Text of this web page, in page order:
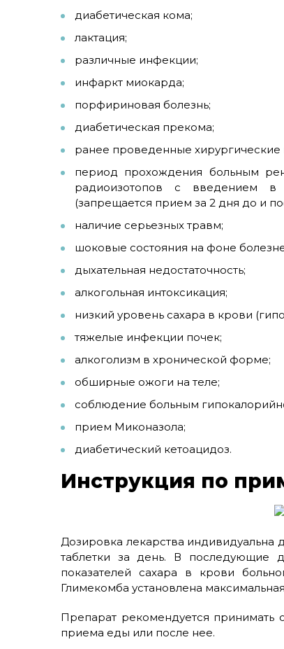
диабетическая кома;
лактация;
различные инфекции;
инфаркт миокарда;
порфириновая болезнь;
диабетическая прекома;
ранее проведенные хирургические
период прохождения больным
радиоизотопов с введением в
(запрещается прием за 2 дня до и
наличие серьезных травм;
шоковые состояния на фоне
дыхательная недостаточность;
алкогольная интоксикация;
низкий уровень сахара в крови
тяжелые инфекции почек;
алкоголизм в хронической форме;
обширные ожоги на теле;
соблюдение больным
прием Миконазола;
диабетический кетоацидоз.
Инструкция по
Дозировка лекарства индивидуальна
таблетки за день. В последующие
показателей сахара в крови
Глимекомба установлена
Препарат рекомендуется принимать
приема еды или после нее.